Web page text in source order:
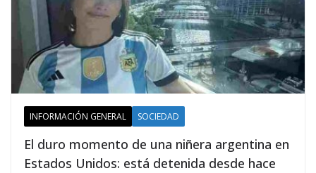
INFORMACIÓN GENERAL SOCIEDAD
El duro momento de una niñera argentina en
Estados Unidos: está detenida desde hace